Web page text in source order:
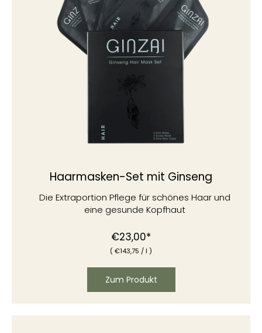
Haarmasken-Set mit Ginseng
Die Extraportion Pflege für schönes Haar und
eine gesunde Kopfhaut
Normaler
Preis
€23,00*
(€143,75 / l )
Zum Produkt